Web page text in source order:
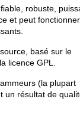
robuste,
et peut
basé sur le
licence GPL.
(la plupart
un résultat de